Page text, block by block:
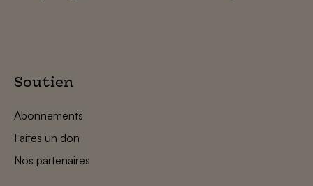
Soutien
Abonnements
Faites un don
Nos partenaires